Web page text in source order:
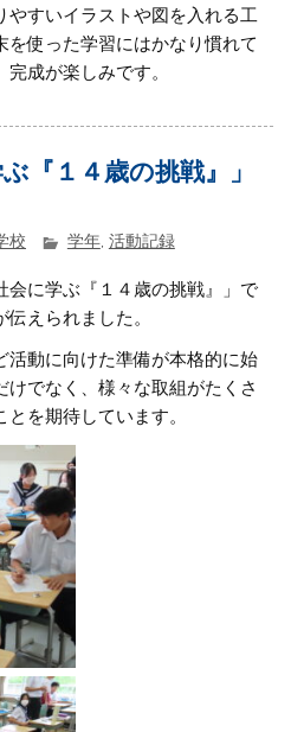
やすいイラストや図を入れる工
を使った学習にはかなり慣れて
成が楽しみです。
『１４歳の挑戦』」
校 学年, 活動記録
会に学ぶ『１４歳の挑戦』」で
えられました。
活動に向けた準備が本格的に始
けでなく、様々な取組がたくさ
を期待しています。